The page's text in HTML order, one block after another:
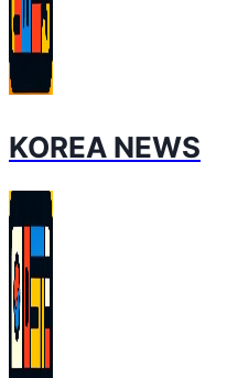
KOREA NEWS